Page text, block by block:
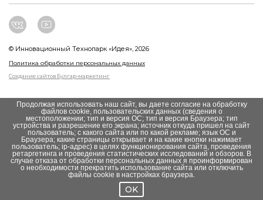
© Инновационный Tехнопарк «Идея», 2026
Политика обработки персональных данных
Создание сайтов Булгар-маркетинг
Продолжая использовать наш сайт, вы даете согласие на обработку
файлов cookie, пользовательских данных (сведения о
местоположении; тип и версия ОС; тип и версия Браузера; тип
устройства и разрешение его экрана; источник откуда пришел на сайт
пользователь; с какого сайта или по какой рекламе; язык ОС и
Браузера; какие страницы открывает и на какие кнопки нажимает
пользователь; ip-адрес) в целях функционирования сайта, проведения
ретаргетинга и проведения статистических исследований и обзоров. В
случае отказа от обработки персональных данных я проинформирован
о необходимости прекратить использование сайта или отключить
файлы cookie в настройках браузера.
OK